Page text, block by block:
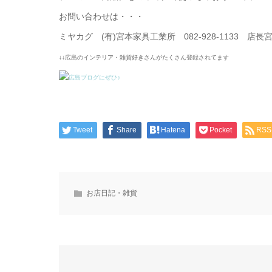
お問い合わせは・・・
ミヤカグ (有)宮本家具工業所 082-928-1133 店長
↓↓広島のインテリア・雑貨好きさんがたくさん登録されてます
Tweet Share Hatena Pocket RSS
お店日記・雑貨